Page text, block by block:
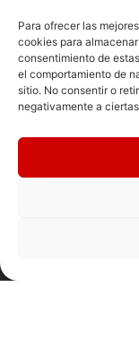
Para ofrecer las
cookies para
consentimiento de
el comportamiento de
sitio. No consentir o
negativamente a
Federació
directiva